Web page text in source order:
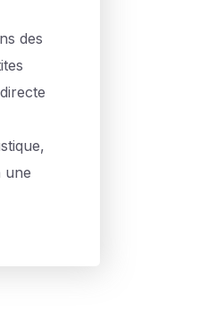
des
une